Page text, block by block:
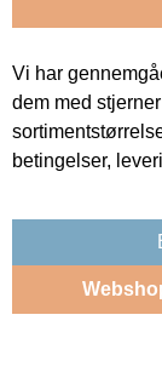
Vi har
dem med
betingelser,